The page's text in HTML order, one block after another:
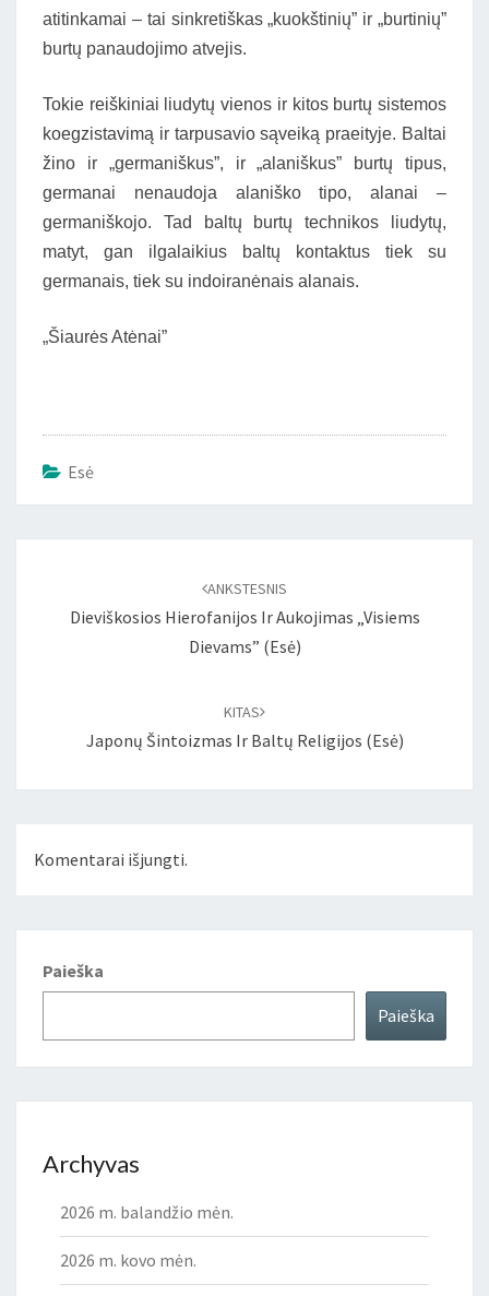
atitinkamai – tai sinkretiškas „kuokštinių” ir „burtinių”
burtų panaudojimo atvejis.
Tokie reiškiniai liudytų vienos ir kitos burtų sistemos
koegzistavimą ir tarpusavio sąveiką praeityje. Baltai
žino ir „germaniškus”, ir „alaniškus” burtų tipus,
germanai nenaudoja alaniško tipo, alanai –
germaniškojo. Tad baltų burtų technikos liudytų,
matyt, gan ilgalaikius baltų kontaktus tiek su
germanais, tiek su indoiranėnais alanais.
„Šiaurės Atėnai”
Esė
ANKSTESNIS
Dieviškosios Hierofanijos Ir Aukojimas „visiems
Dievams” (Esė)
KITAS
Japonų Šintoizmas Ir Baltų Religijos (Esė)
Komentarai išjungti.
Paieška
Paieška
Archyvas
2026 m. balandžio mėn.
2026 m. kovo mėn.